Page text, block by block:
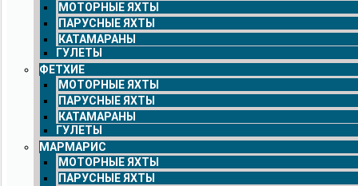
МОТОРНЫЕ ЯХТЫ
ПАРУСНЫЕ ЯХТЫ
КАТАМАРАНЫ
ГУЛЕТЫ
ФЕТХИЕ
МОТОРНЫЕ ЯХТЫ
ПАРУСНЫЕ ЯХТЫ
КАТАМАРАНЫ
ГУЛЕТЫ
МАРМАРИС
МОТОРНЫЕ ЯХТЫ
ПАРУСНЫЕ ЯХТЫ